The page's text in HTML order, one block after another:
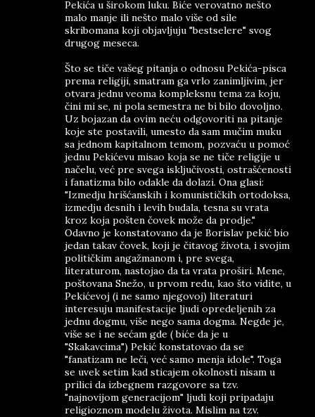
Pekića u širokom luku. Biće verovatno nešto
malo manje ili nešto malo više od sile
skribomana koji objavljuju "bestselere" svog
drugog meseca.
Što se tiče vašeg pitanja o odnosu Pekića-pisca
prema religiji, smatram ga vrlo zanimljivim, jer
otvara jednu veoma kompleksnu tema za koju,
čini mi se, ni pola semestra ne bi bilo dovoljno.
Uz bojazan da ovim neću odgovoriti na pitanje
koje ste postavili, umesto da sam mučim muku
sa jednom kapitalnom temom, pozvaću u pomoć
jednu Pekićevu misao koja se ne tiče religije u
načelu, već pre svega isključivosti, ostrašćenosti
i fanatizma bilo odakle da dolazi. Ona glasi:
"Izmedju hrišćanskih i komunističkih ortodoksa,
izmedju desnih i levih budala, tesna su vrata
kroz koja pošten čovek može da prodje."
Odavno je konstatovano da je Borislav pekić bio
jedan takav čovek, koji je čitavog života, i svojim
političkim angažmanom i, pre svega,
literaturom, nastojao da ta vrata proširi. Mene,
poštovana Snežo, u prvom redu, kao što vidite, u
Pekićevoj (i ne samo njegovoj) literaturi
interesuju manifestacije ljudi opredeljenih za
jednu dogmu, više nego sama dogma. Negde je,
više se i ne sećam gde ( biće da je u
"Skakavcima") Pekić konstatovao da se
"fanatizam ne leči, već samo menja idole". Toga
se uvek setim kad sticajem okolnosti nisam u
prilici da izbegnem razgovore sa tzv.
"najnovijom generacijom" ljudi koji pripadaju
religioznom modelu života. Mislim na tzv.